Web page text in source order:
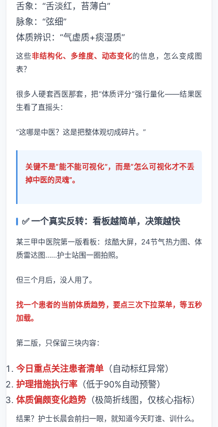
舌象：“舌淡红，苔薄白”
脉象：“弦细”
体质辨识：“气虚质+痰湿质”
这些非结构化、多维度、动态变化的信息，怎么变成图
表？
很多人硬套西医那套，把“体质评分”强行量化——结果医
生看了直摇头：
“这哪是中医？这是把整体观切成碎片。”
关键不是“能不能可视化”，而是“怎么可视化才不丢
掉中医的灵魂”。
✅ 一个真实反转：看板越简单，决策越快
某三甲中医院第一版看板：炫酷大屏，24节气热力图、体
质雷达图……护士站围一圈拍照。
但三个月后，没人用了。
找一个患者的当前体质趋势，要点三次下拉菜单，等五秒
加载。
第二版，只保留三块内容：
今日重点关注患者清单 （自动标红异常）
护理措施执行率 （低于90%自动预警）
体质偏颇变化趋势 （极简折线图，仅核心指标）
结果？护士长晨会前扫一眼，就知道今天盯谁、训什么。